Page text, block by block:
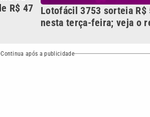
Variedades